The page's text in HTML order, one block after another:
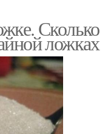
Сколько
ложках